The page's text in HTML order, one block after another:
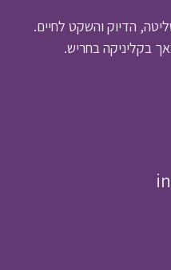
והשקט לחיים.